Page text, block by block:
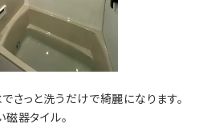
さっと洗うだけで綺麗になります。
器タイル。